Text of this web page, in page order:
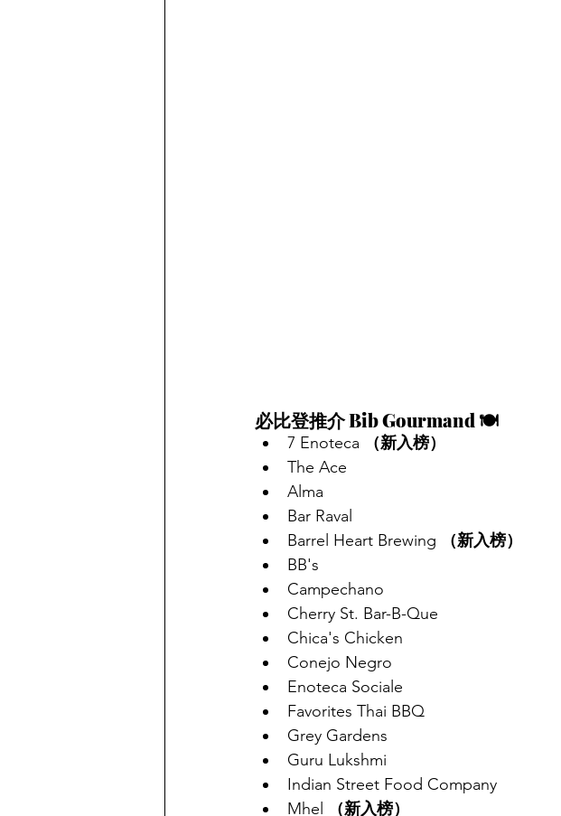
必比登推介 Bib Gourmand 🍽️
7 Enoteca
（新入榜）
The Ace
Alma
Bar Raval
Barrel Heart Brewing
（新入榜）
BB's
Campechano
Cherry St. Bar-B-Que
Chica's Chicken
Conejo Negro
Enoteca Sociale
Favorites Thai BBQ
Grey Gardens
Guru Lukshmi
Indian Street Food Company
Mhel
（新入榜）